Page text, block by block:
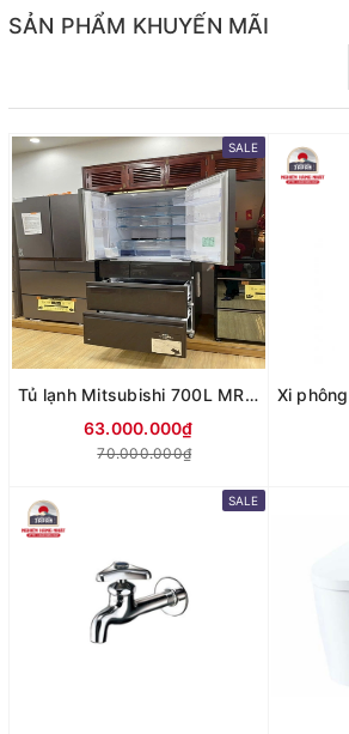
SẢN PHẨM KHUYẾN MÃI
SALE
Tủ lạnh Mitsubishi 700L MR-WXD70M Giảm cực sâu
63.000.000₫
70.000.000₫
SALE